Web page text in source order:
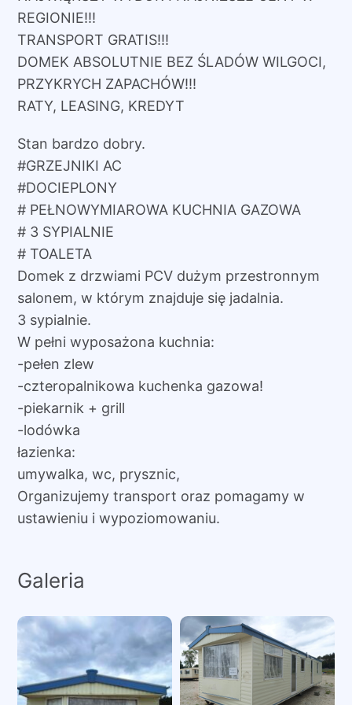
REGIONIE!!!
TRANSPORT GRATIS!!!
DOMEK ABSOLUTNIE BEZ ŚLADÓW WILGOCI,
PRZYKRYCH ZAPACHÓW!!!
RATY, LEASING, KREDYT
Stan bardzo dobry.
#GRZEJNIKI AC
#DOCIEPLONY
# PEŁNOWYMIAROWA KUCHNIA GAZOWA
# 3 SYPIALNIE
# TOALETA
Domek z drzwiami PCV dużym przestronnym
salonem, w którym znajduje się jadalnia.
3 sypialnie.
W pełni wyposażona kuchnia:
-pełen zlew
-czteropalnikowa kuchenka gazowa!
-piekarnik + grill
-lodówka
łazienka:
umywalka, wc, prysznic,
Organizujemy transport oraz pomagamy w
ustawieniu i wypoziomowaniu.
Galeria